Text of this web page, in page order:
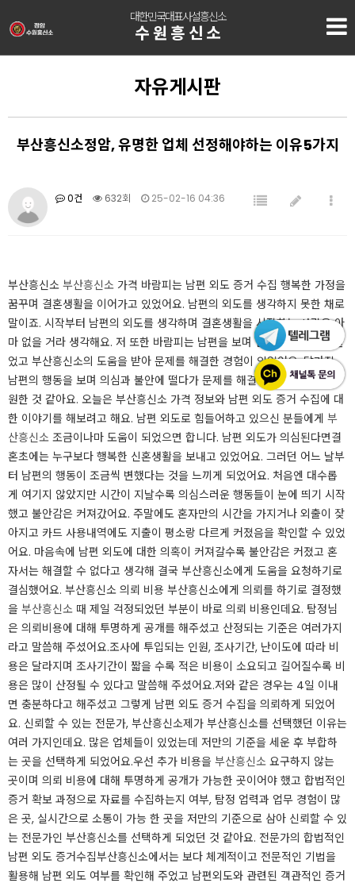
대한민국대표사설흥신소
수원흥신소
자유게시판
부산흥신소정암, 유명한 업체 선정해야하는 이유5가지
0건 632회 25-02-16 04:36
부산흥신소 부산흥신소 가격 바람피는 남편 외도 증거 수집 행복한 가정을
꿈꾸며 결혼생활을 이어가고 있었어요. 남편의 외도를 생각하지 못한 채로
말이죠. ​시작부터 남편의 외도를 생각하며 결혼생활을 시작하는 사람은 아
마 없을 거라 생각해요. 저 또한 바람피는 남편을 보며 심적으로 많이 힘들
었고 부산흥신소의 도움을 받아 문제를 해결한 경험이 있었어요. 달라진
남편의 행동을 보며 의심과 불안에 떨다가 문제를 해결하고 나니 속은 시
원한 것 같아요. ​오늘은 부산흥신소 가격 정보와 남편 외도 증거 수집에 대
한 이야기를 해보려고 해요. 남편 외도로 힘들어하고 있으신 분들에게 부
산흥신소 조금이나마 도움이 되었으면 합니다. 남편 외도가 의심된다면결
혼초에는 누구보다 행복한 신혼생활을 보내고 있었어요. ​그러던 어느 날부
터 남편의 행동이 조금씩 변했다는 것을 느끼게 되었어요. 처음엔 대수롭
게 여기지 않았지만 시간이 지날수록 의심스러운 행동들이 눈에 띄기 시작
했고 불안감은 커져갔어요. 주말에도 혼자만의 시간을 가지거나 외출이 잦
아지고 카드 사용내역에도 지출이 평소랑 다르게 커졌음을 확인할 수 있었
어요. ​마음속에 남편 외도에 대한 의혹이 커져갈수록 불안감은 커졌고 혼
자서는 해결할 수 없다고 생각해 결국 부산흥신소에게 도움을 요청하기로
결심했어요. 부산흥신소 의뢰 비용 부산흥신소에게 의뢰를 하기로 결정했
을 부산흥신소 때 제일 걱정되었던 부분이 바로 의뢰 비용인데요. 탐정님
은 의뢰비용에 대해 투명하게 공개를 해주셨고 산정되는 기준은 여러가지
라고 말씀해 주셨어요.​조사에 투입되는 인원, 조사기간, 난이도에 따라 비
용은 달라지며 조사기간이 짧을 수록 적은 비용이 소요되고 길어질수록 비
용은 많이 산정될 수 있다고 말씀해 주셨어요.​저와 같은 경우는 4일 이내
면 충분하다고 해주셨고 그렇게 남편 외도 증거 수집을 의뢰하게 되었어
요. 신뢰할 수 있는 전문가, 부산흥신소제가 부산흥신소를 선택했던 이유는
여러 가지인데요. 많은 업체들이 있었는데 저만의 기준을 세운 후 부합하
는 곳을 선택하게 되었어요.​우선 추가 비용을 부산흥신소 요구하지 않는
곳이며 의뢰 비용에 대해 투명하게 공개가 가능한 곳이어야 했고 합법적인
증거 확보 과정으로 자료를 수집하는지 여부, 탐정 업력과 업무 경험이 많
은 곳, 실시간으로 소통이 가능 한 곳을 저만의 기준으로 삼아 신뢰할 수 있
는 전문가인 부산흥신소를 선택하게 되었던 것 같아요. 전문가의 합법적인
남편 외도 증거수집부산흥신소에서는 보다 체계적이고 전문적인 기법을
활용해 남편 외도 여부를 확인해 주었고 남편외도와 관련된 객관적인 증거